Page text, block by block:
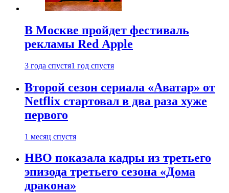
В Москве пройдет фестиваль
рекламы Red Apple
3 года спустя1 год спустя
Второй сезон сериала «Аватар» от
Netflix стартовал в два раза хуже
первого
1 месяц спустя
HBO показала кадры из третьего
эпизода третьего сезона «Дома
дракона»